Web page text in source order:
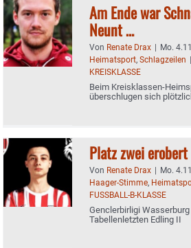
Am Ende war
Neunt …
Von Renate Drax | Mo.
Heimatsport, Schlagzeilen |
KREISKLASSE
Beim Kreisklassen-
überschlugen sich
Platz zwei erobert
Von Renate Drax | Mo.
Haager-Stimme,
FUSSBALL-B-KLASSE
Genclerbirligi
Tabellenletzten Edling II